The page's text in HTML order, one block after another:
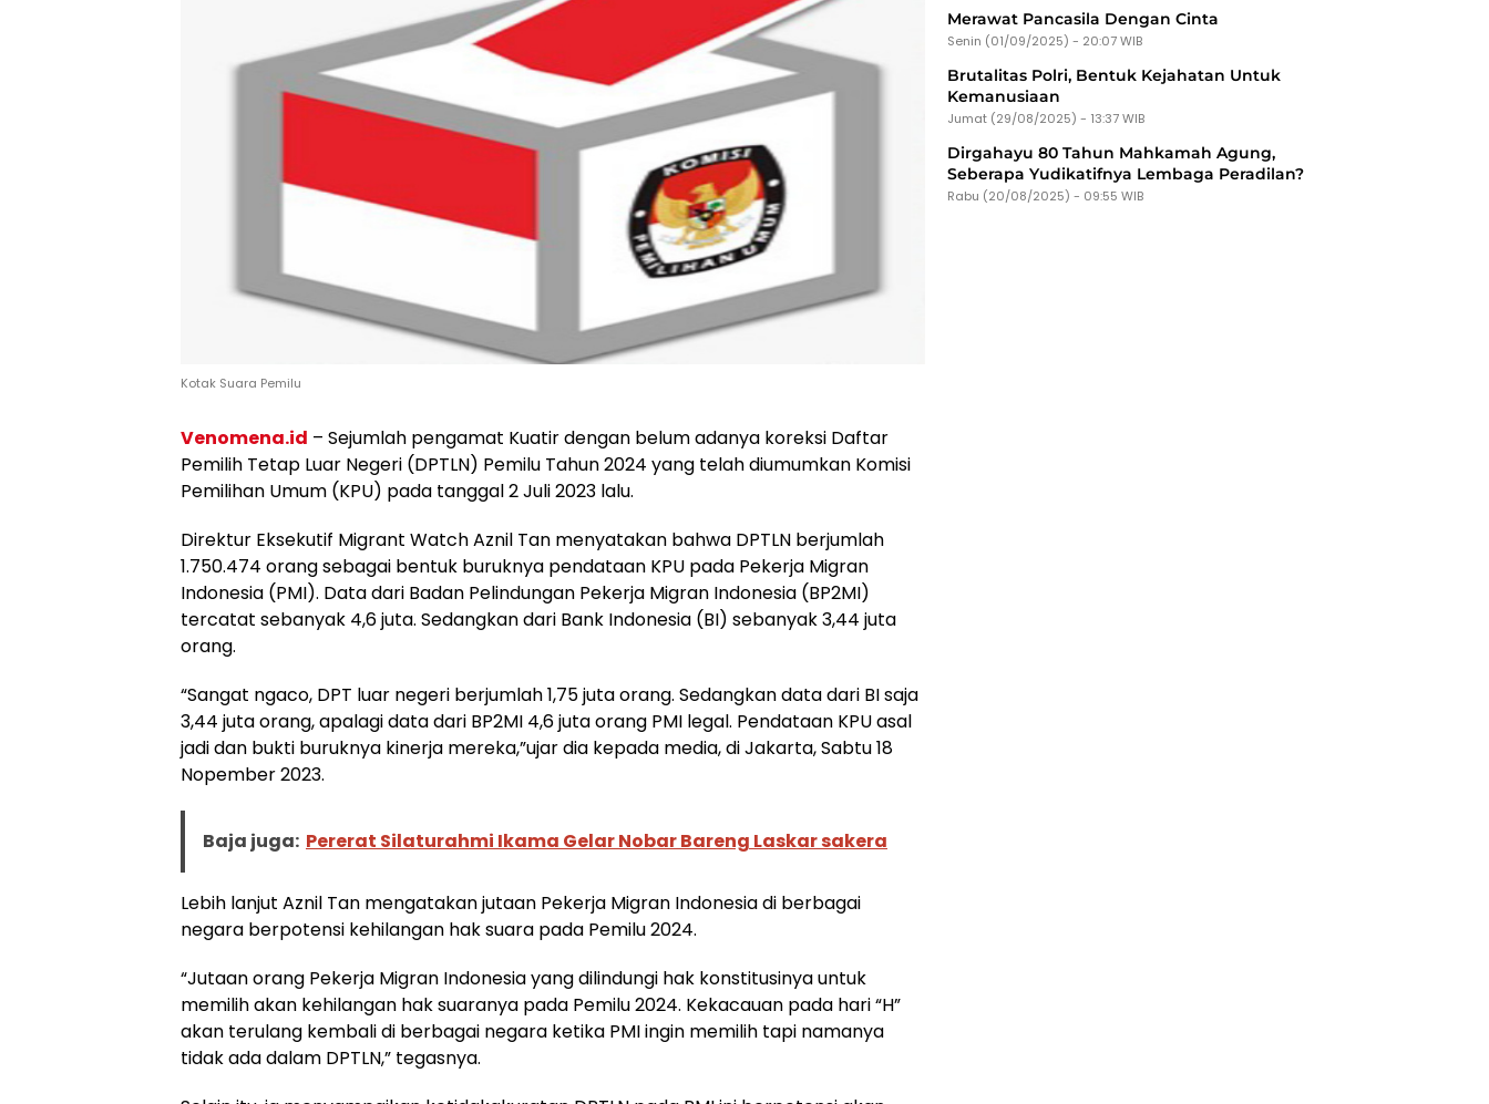
Kotak Suara Pemilu
Venomena.id – Sejumlah pengamat Kuatir dengan belum adanya koreksi Daftar
Pemilih Tetap Luar Negeri (DPTLN) Pemilu Tahun 2024 yang telah diumumkan Komisi
Pemilihan Umum (KPU) pada tanggal 2 Juli 2023 lalu.
Direktur Eksekutif Migrant Watch Aznil Tan menyatakan bahwa DPTLN berjumlah
1.750.474 orang sebagai bentuk buruknya pendataan KPU pada Pekerja Migran
Indonesia (PMI). Data dari Badan Pelindungan Pekerja Migran Indonesia (BP2MI)
tercatat sebanyak 4,6 juta. Sedangkan dari Bank Indonesia (BI) sebanyak 3,44 juta
orang.
“Sangat ngaco, DPT luar negeri berjumlah 1,75 juta orang. Sedangkan data dari BI saja
3,44 juta orang, apalagi data dari BP2MI 4,6 juta orang PMI legal. Pendataan KPU asal
jadi dan bukti buruknya kinerja mereka,”ujar dia kepada media, di Jakarta, Sabtu 18
Nopember 2023.
Baja juga: Pererat Silaturahmi Ikama Gelar Nobar Bareng Laskar sakera
Lebih lanjut Aznil Tan mengatakan jutaan Pekerja Migran Indonesia di berbagai
negara berpotensi kehilangan hak suara pada Pemilu 2024.
“Jutaan orang Pekerja Migran Indonesia yang dilindungi hak konstitusinya untuk
memilih akan kehilangan hak suaranya pada Pemilu 2024. Kekacauan pada hari “H”
akan terulang kembali di berbagai negara ketika PMI ingin memilih tapi namanya
tidak ada dalam DPTLN,” tegasnya.
Merawat Pancasila Dengan Cinta
Senin (01/09/2025) - 20:07 WIB
Brutalitas Polri, Bentuk Kejahatan Untuk
Kemanusiaan
Jumat (29/08/2025) - 13:37 WIB
Dirgahayu 80 Tahun Mahkamah Agung,
Seberapa Yudikatifnya Lembaga Peradilan?
Rabu (20/08/2025) - 09:55 WIB